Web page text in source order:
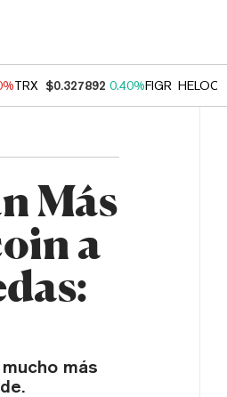
TRX $0.327892 0.40%FIGR_HELOC
Más
a
más